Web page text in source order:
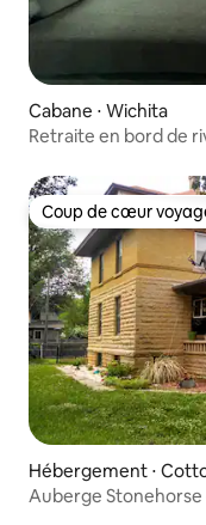
Cabane ⋅ Wichita
Retraite en bord de
Coup de cœur
Coup de cœur
Hébergement ⋅
Auberge Stonehorse